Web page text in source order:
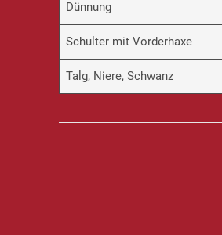
Dünnung
Schulter mit Vorderhaxe
Talg, Niere, Schwanz